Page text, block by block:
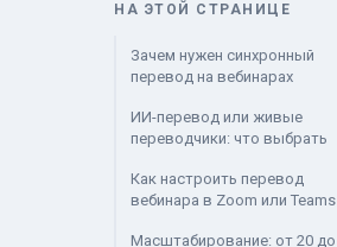
НА ЭТОЙ СТРАНИЦЕ
Зачем нужен синхронный
перевод на вебинарах
ИИ-перевод или живые
переводчики: что выбрать
Как настроить перевод
вебинара в Zoom или Teams
Масштабирование: от 20 до